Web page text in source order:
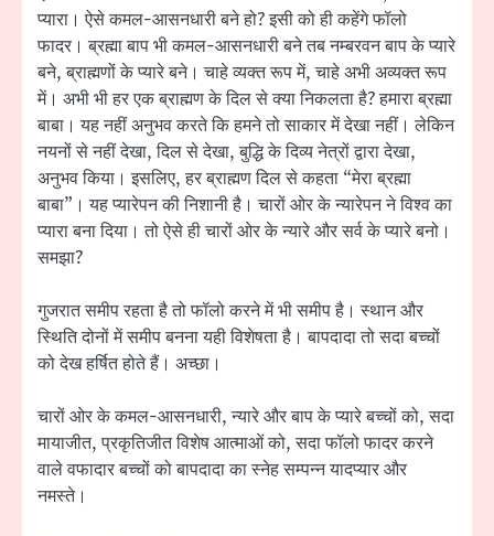
प्यारा। ऐसे कमल-आसनधारी बने हो? इसी को ही कहेंगे फॉलो
फादर। ब्रह्मा बाप भी कमल-आसनधारी बने तब नम्बरवन बाप के प्यारे
बने, ब्राह्मणों के प्यारे बने। चाहे व्यक्त रूप में, चाहे अभी अव्यक्त रूप
में। अभी भी हर एक ब्राह्मण के दिल से क्या निकलता है? हमारा ब्रह्मा
बाबा। यह नहीं अनुभव करते कि हमने तो साकार में देखा नहीं। लेकिन
नयनों से नहीं देखा, दिल से देखा, बुद्धि के दिव्य नेत्रों द्वारा देखा,
अनुभव किया। इसलिए, हर ब्राह्मण दिल से कहता “मेरा ब्रह्मा
बाबा”। यह प्यारेपन की निशानी है। चारों ओर के न्यारेपन ने विश्व का
प्यारा बना दिया। तो ऐसे ही चारों ओर के न्यारे और सर्व के प्यारे बनो।
समझा?
गुजरात समीप रहता है तो फॉलो करने में भी समीप है। स्थान और
स्थिति दोनों में समीप बनना यही विशेषता है। बापदादा तो सदा बच्चों
को देख हर्षित होते हैं। अच्छा।
चारों ओर के कमल-आसनधारी, न्यारे और बाप के प्यारे बच्चों को, सदा
मायाजीत, प्रकृतिजीत विशेष आत्माओं को, सदा फॉलो फादर करने
वाले वफादार बच्चों को बापदादा का स्नेह सम्पन्न यादप्यार और
नमस्ते।